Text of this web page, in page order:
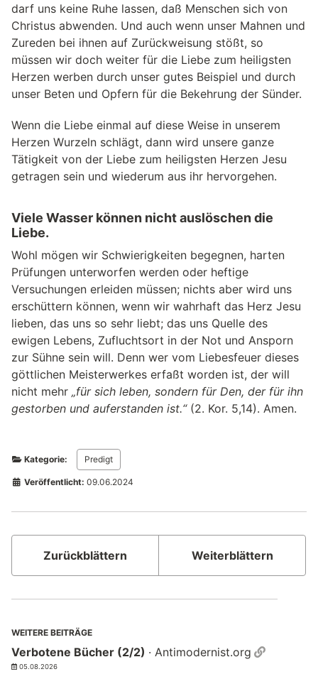
darf uns keine Ruhe las­sen, daß Men­schen sich von
Chris­tus abwen­den. Und auch wenn unser Mahnen und
Zureden bei ihnen auf Zurückweisung stößt, so
müssen wir doch weiter für die Liebe zum heiligsten
Herzen werben durch unser gutes Beispiel und durch
unser Beten und Opfern für die Bekehrung der Sünder.
Wenn die Liebe einmal auf diese Weise in unserem
Herzen Wurzeln schlägt, dann wird unsere ganze
Tätigkeit von der Liebe zum heiligsten Herzen Jesu
getragen sein und wiederum aus ihr hervorgehen.
Viele Wasser können nicht auslöschen die
Liebe.
Wohl mögen wir Schwierigkeiten begegnen, harten
Prüfungen unterworfen werden oder heftige
Versuchungen erleiden müssen; nichts aber wird uns
erschüttern können, wenn wir wahrhaft das Herz Jesu
lieben, das uns so sehr liebt; das uns Quelle des
ewigen Lebens, Zufluchtsort in der Not und Ansporn
zur Sühne sein will. Denn wer vom Liebesfeuer dieses
göttlichen Meisterwerkes erfaßt worden ist, der will
nicht mehr „für sich leben, sondern für Den, der für ihn
gestorben und auferstanden ist.“(2. Kor. 5,14). Amen.
Kategorie: Predigt
Veröffentlicht: 09.06.2024
Zurückblättern Weiterblättern
WEITERE BEITRÄGE
Verbotene Bücher (2/2) · Antimodernist.org
05.08.2026